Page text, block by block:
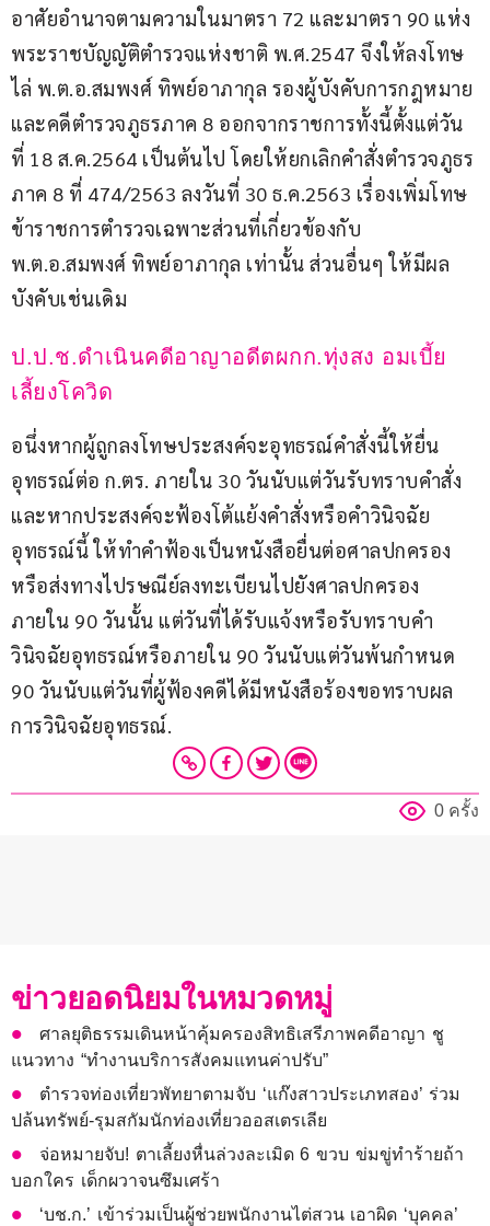
อาศัยอำนาจตามความในมาตรา 72 และมาตรา 90 แห่ง
พระราชบัญญัติตำรวจแห่งชาติ พ.ศ.2547 จึงให้ลงโทษ
ไล่ พ.ต.อ.สมพงศ์ ทิพย์อาภากุล รองผู้บังคับการกฎหมาย
และคดีตำรวจภูธรภาค 8 ออกจากราชการทั้งนี้ตั้งแต่วัน
ที่ 18 ส.ค.2564 เป็นต้นไป โดยให้ยกเลิกคำสั่งตำรวจภูธร
ภาค 8 ที่ 474/2563 ลงวันที่ 30 ธ.ค.2563 เรื่องเพิ่มโทษ
ข้าราชการตำรวจเฉพาะส่วนที่เกี่ยวข้องกับ
พ.ต.อ.สมพงศ์ ทิพย์อาภากุล เท่านั้น ส่วนอื่นๆ ให้มีผล
บังคับเช่นเดิม
ป.ป.ช.ดำเนินคดีอาญาอดีตผกก.ทุ่งสง อมเบี้ย
เลี้ยงโควิด
อนึ่งหากผู้ถูกลงโทษประสงค์จะอุทธรณ์คำสั่งนี้ให้ยื่น
อุทธรณ์ต่อ ก.ตร. ภายใน 30 วันนับแต่วันรับทราบคำสั่ง
และหากประสงค์จะฟ้องโต้แย้งคำสั่งหรือคำวินิจฉัย
อุทธรณ์นี้ ให้ทำคำฟ้องเป็นหนังสือยื่นต่อศาลปกครอง
หรือส่งทางไปรษณีย์ลงทะเบียนไปยังศาลปกครอง
ภายใน 90 วันนั้น แต่วันที่ได้รับแจ้งหรือรับทราบคำ
วินิจฉัยอุทธรณ์หรือภายใน 90 วันนับแต่วันพ้นกำหนด
90 วันนับแต่วันที่ผู้ฟ้องคดีได้มีหนังสือร้องขอทราบผล
การวินิจฉัยอุทธรณ์.
0 ครั้ง
ข่าวยอดนิยมในหมวดหมู่
ศาลยุติธรรมเดินหน้าคุ้มครองสิทธิเสรีภาพคดีอาญา ชู
แนวทาง “ทำงานบริการสังคมแทนค่าปรับ”
ตำรวจท่องเที่ยวพัทยาตามจับ ‘แก๊งสาวประเภทสอง’ ร่วม
ปล้นทรัพย์-รุมสกัมนักท่องเที่ยวออสเตรเลีย
จ่อหมายจับ! ตาเลี้ยงหื่นล่วงละเมิด 6 ขวบ ข่มขู่ทำร้ายถ้า
บอกใคร เด็กผวาจนซึมเศร้า
‘บช.ก.’ เข้าร่วมเป็นผู้ช่วยพนักงานไต่สวน เอาผิด ‘บุคคล’